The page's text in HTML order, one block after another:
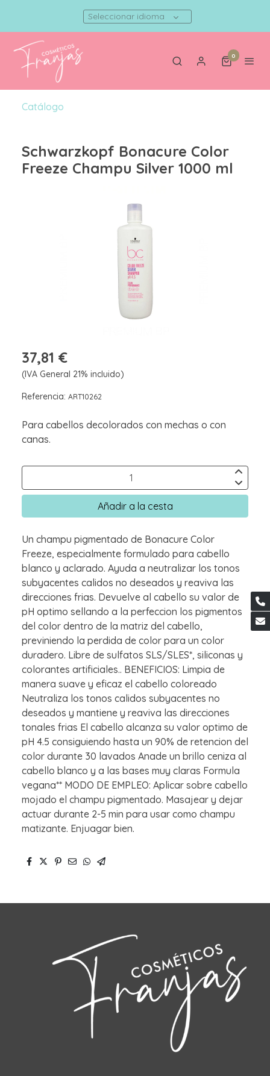
Seleccionar idioma
0
Catálogo
Schwarzkopf Bonacure Color
Freeze Champu Silver 1000 ml
37,81 €
(IVA General 21% incluido)
Referencia: ART10262
Para cabellos decolorados con mechas o con
canas.
Añadir a la cesta
Un champu pigmentado de Bonacure Color
Freeze, especialmente formulado para cabello
blanco y aclarado. Ayuda a neutralizar los tonos
subyacentes calidos no deseados y reaviva las
direcciones frias. Devuelve al cabello su valor de
pH optimo sellando a la perfeccion los pigmentos
del color dentro de la matriz del cabello,
previniendo la perdida de color para un color
duradero. Libre de sulfatos SLS/SLES*, siliconas y
colorantes artificiales.. BENEFICIOS: Limpia de
manera suave y eficaz el cabello coloreado
Neutraliza los tonos calidos subyacentes no
deseados y mantiene y reaviva las direcciones
tonales frias El cabello alcanza su valor optimo de
pH 4.5 consiguiendo hasta un 90% de retencion del
color durante 30 lavados Anade un brillo ceniza al
cabello blanco y a las bases muy claras Formula
vegana** MODO DE EMPLEO: Aplicar sobre cabello
mojado el champu pigmentado. Masajear y dejar
actuar durante 2-5 min para usar como champu
matizante. Enjuagar bien.